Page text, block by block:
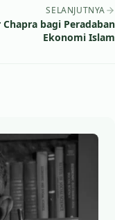
SELANJUTNYA
bagi Peradaban
Ekonomi Islam